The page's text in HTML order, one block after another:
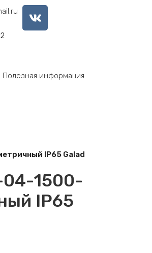
Полезная информация
IP65 Galad
1500-
IP65